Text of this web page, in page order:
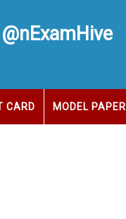
CARD MODEL PAPER